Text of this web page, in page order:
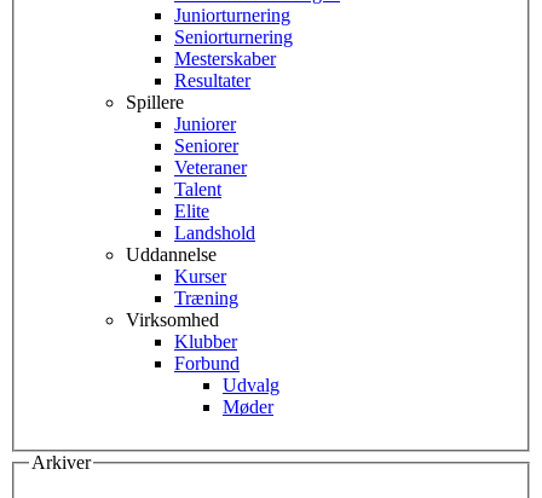
Juniorturnering
Seniorturnering
Mesterskaber
Resultater
Spillere
Juniorer
Seniorer
Veteraner
Talent
Elite
Landshold
Uddannelse
Kurser
Træning
Virksomhed
Klubber
Forbund
Udvalg
Møder
Arkiver